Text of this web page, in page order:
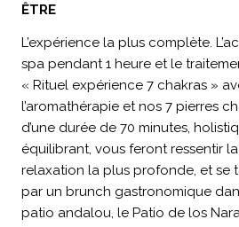
ÊTRE
L’expérience la plus complète.
spa pendant 1 heure et le
« Rituel expérience 7 chakras »
l’aromathérapie et nos 7 pierres
d’une durée de 70 minutes,
équilibrant, vous feront ressentir la
relaxation la plus profonde, et se
par un brunch gastronomique
patio andalou, le Patio de los